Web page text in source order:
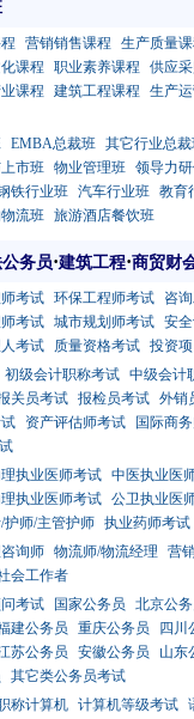
营销销售课程 生产质量
课程 职业素养课程 供应
课程 建筑工程课程 生产
EMBA总裁班 其它行业总
市班 物业管理班 领导力
铁行业班 汽车行业班 教育
流班 旅游酒店餐饮班
务员·建筑工程·商贸财
考试 环保工程师考试 咨
考试 城市规划师考试 安
考试 质量资格考试 投资
初级会计职称考试 中级会计
关员考试 报检员考试 外销
资产评估师考试 国际商
执业医师考试 中医执业医
执业医师考试 公卫执业医
护师/主管护师 执业药师考试
询师 物流师/物流经理 营
会工作者
考试 国家公务员 北京公
建公务员 重庆公务员 四川
苏公务员 安徽公务员 山东
其它类公务员考试
称计算机 计算机等级考试